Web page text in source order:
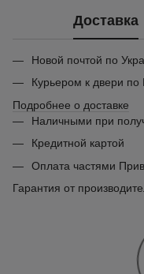
Доставка
Новой почтой по
Курьером к двери
Подробнее о доставке
Наличными при
Кредитной картой
Оплата частями
Гарантия от